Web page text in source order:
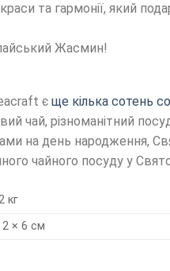
та гармонії, який
Жасмин!
є ще кілька сотень
чай, різноманітний
на день народження,
чайного посуду у
кг
2 × 6 см